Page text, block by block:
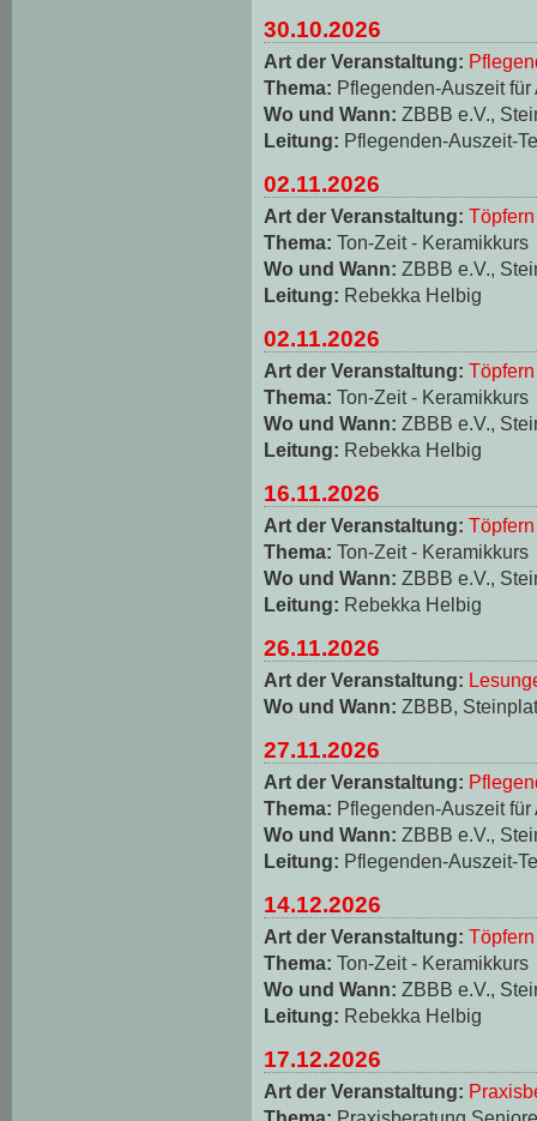
30.10.2026
Art der Veranstaltung:
Thema: Pflegenden-Auszeit
Wo und Wann: ZBBB e.V.,
Leitung: Pflegenden-Auszeit-
02.11.2026
Art der Veranstaltung: Töpfern
Thema: Ton-Zeit - Keramikkurs
Wo und Wann: ZBBB e.V.,
Leitung: Rebekka Helbig
02.11.2026
Art der Veranstaltung: Töpfern
Thema: Ton-Zeit - Keramikkurs
Wo und Wann: ZBBB e.V.,
Leitung: Rebekka Helbig
16.11.2026
Art der Veranstaltung: Töpfern
Thema: Ton-Zeit - Keramikkurs
Wo und Wann: ZBBB e.V.,
Leitung: Rebekka Helbig
26.11.2026
Art der Veranstaltung:
Wo und Wann: ZBBB,
27.11.2026
Art der Veranstaltung:
Thema: Pflegenden-Auszeit
Wo und Wann: ZBBB e.V.,
Leitung: Pflegenden-Auszeit-
14.12.2026
Art der Veranstaltung: Töpfern
Thema: Ton-Zeit - Keramikkurs
Wo und Wann: ZBBB e.V.,
Leitung: Rebekka Helbig
17.12.2026
Art der Veranstaltung: